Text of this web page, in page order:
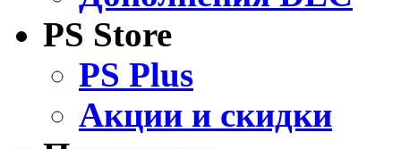
PS Store
PS Plus
Акции и скидки